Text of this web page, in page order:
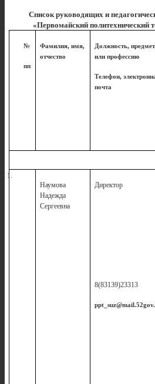
Список руководящих и
«Первомайский политехнический
№
пп
Фамилия, имя,
отчество
Должность, предмет
или профессию
Телефон,
почта
1.
Наумова
Надежда
Сергеевна
Директор
8(83139)23313